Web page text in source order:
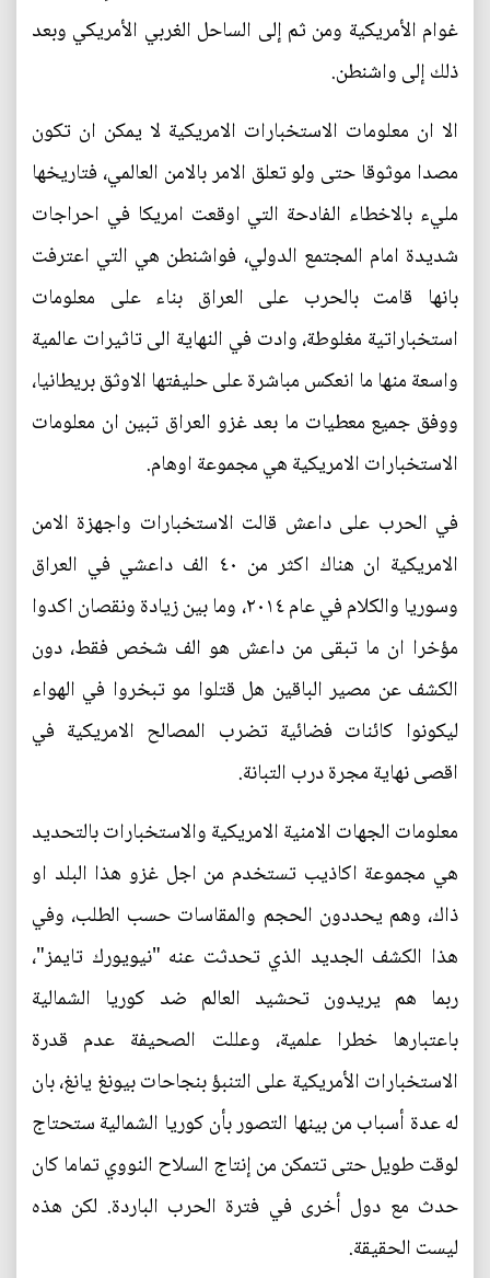
غوام الأمريكية ومن ثم إلى الساحل الغربي الأمريكي وبعد
ذلك إلى واشنطن.
الا ان معلومات الاستخبارات الامريكية لا يمكن ان تكون
مصدا موثوقا حتى ولو تعلق الامر بالامن العالمي، فتاريخها
مليء بالاخطاء الفادحة التي اوقعت امريكا في احراجات
شديدة امام المجتمع الدولي، فواشنطن هي التي اعترفت
بانها قامت بالحرب على العراق بناء على معلومات
استخباراتية مغلوطة، وادت في النهاية الى تاثيرات عالمية
واسعة منها ما انعكس مباشرة على حليفتها الاوثق بريطانيا،
ووفق جميع معطيات ما بعد غزو العراق تبين ان معلومات
الاستخبارات الامريكية هي مجموعة اوهام.
في الحرب على داعش قالت الاستخبارات واجهزة الامن
الامريكية ان هناك اكثر من ٤٠ الف داعشي في العراق
وسوريا والكلام في عام ٢٠١٤، وما بين زيادة ونقصان اكدوا
مؤخرا ان ما تبقى من داعش هو الف شخص فقط، دون
الكشف عن مصير الباقين هل قتلوا مو تبخروا في الهواء
ليكونوا كائنات فضائية تضرب المصالح الامريكية في
اقصى نهاية مجرة درب التبانة.
معلومات الجهات الامنية الامريكية والاستخبارات بالتحديد
هي مجموعة اكاذيب تستخدم من اجل غزو هذا البلد او
ذاك، وهم يحددون الحجم والمقاسات حسب الطلب، وفي
هذا الكشف الجديد الذي تحدثت عنه "نيويورك تايمز"،
ربما هم يريدون تحشيد العالم ضد كوريا الشمالية
باعتبارها خطرا علمية، وعللت الصحيفة عدم قدرة
الاستخبارات الأمريكية على التنبؤ بنجاحات بيونغ يانغ، بان
له عدة أسباب من بينها التصور بأن كوريا الشمالية ستحتاج
لوقت طويل حتى تتمكن من إنتاج السلاح النووي تماما كان
حدث مع دول أخرى في فترة الحرب الباردة. لكن هذه
ليست الحقيقة.